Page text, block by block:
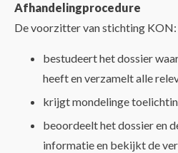
Afhandelingprocedure
De voorzitter van stichting KON:
bestudeert het dossier
heeft en verzamelt alle
krijgt mondelinge
beoordeelt het dossier en
informatie en bekijkt de